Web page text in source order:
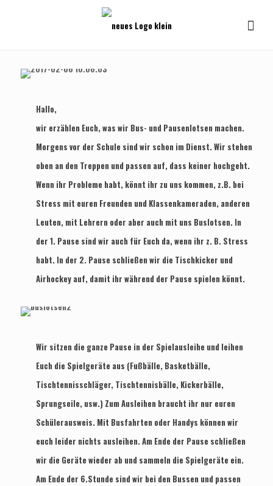
Hallo,
wir erzählen Euch, was wir Bus- und Pausenlotsen machen.
Morgens vor der Schule sind wir schon im Dienst. Wir stehen
oben an den Treppen und passen auf, dass keiner hochgeht.
Wenn ihr Probleme habt, könnt ihr zu uns kommen, z.B. bei
Stress mit euren Freunden und Klassenkameraden, anderen
Leuten, mit Lehrern oder aber auch mit uns Buslotsen. In
der 1. Pause sind wir auch für Euch da, wenn ihr z. B. Stress
habt. In der 2. Pause schließen wir die Tischkicker und
Airhockey auf, damit ihr während der Pause spielen könnt.
Wir sitzen die ganze Pause in der Spielausleihe und leihen
Euch die Spielgeräte aus (Fußbälle, Basketbälle,
Tischtennisschläger, Tischtennisbälle, Kickerbälle,
Sprungseile, usw.) Zum Ausleihen braucht ihr nur euren
Schülerausweis. Mit Busfahrten oder Handys können wir
euch leider nichts ausleihen. Am Ende der Pause schließen
wir die Geräte wieder ab und sammeln die Spielgeräte ein.
Am Ende der 6.Stunde sind wir bei den Bussen und passen